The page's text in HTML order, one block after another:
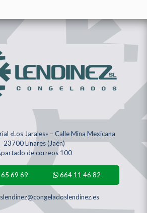
«Los Jarales» – Calle Mina Mexicana
23700 Linares (Jaén)
de correos 100
69 69 664 11 46 82